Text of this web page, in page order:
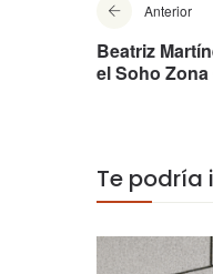
Anterior
Beatriz
el Soho
Te podría